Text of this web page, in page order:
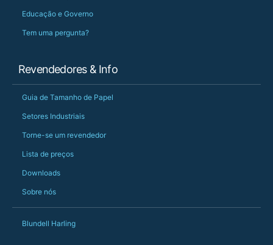
Educação e Governo
Tem uma pergunta?
Revendedores & Info
Guia de Tamanho de Papel
Setores Industriais
Torne-se um revendedor
Lista de preços
Downloads
Sobre nós
Blundell Harling